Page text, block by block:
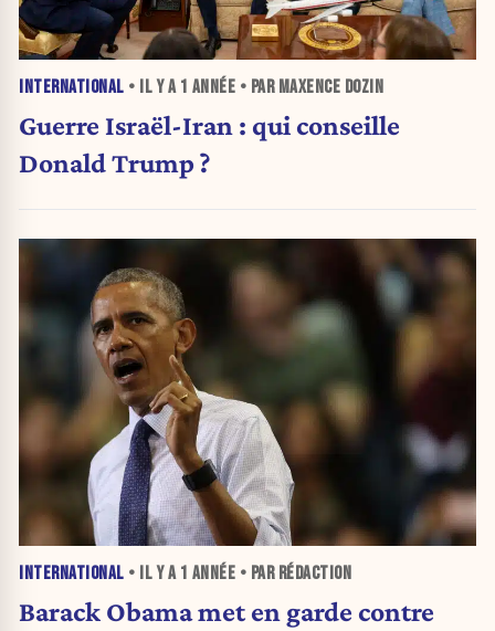
INTERNATIONAL • IL Y A 1 ANNÉE • PAR MAXENCE DOZIN
Guerre Israël-Iran : qui conseille
Donald Trump ?
INTERNATIONAL • IL Y A 1 ANNÉE • PAR RÉDACTION
Barack Obama met en garde contre